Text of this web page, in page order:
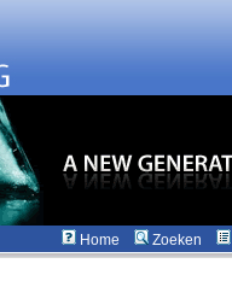
Home Zoeken